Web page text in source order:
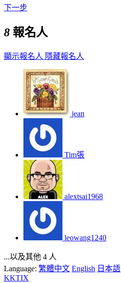
下一步
8 報名人
顯示報名人 隱藏報名人
jean
Tim張
alextsai1968
leowang1240
...以及其他 4 人
Language: 繁體中文 English 日本語
KKTIX